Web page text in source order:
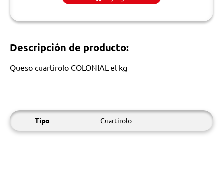
Descripción de producto:
Queso cuartirolo COLONIAL el kg
Tipo Cuartirolo